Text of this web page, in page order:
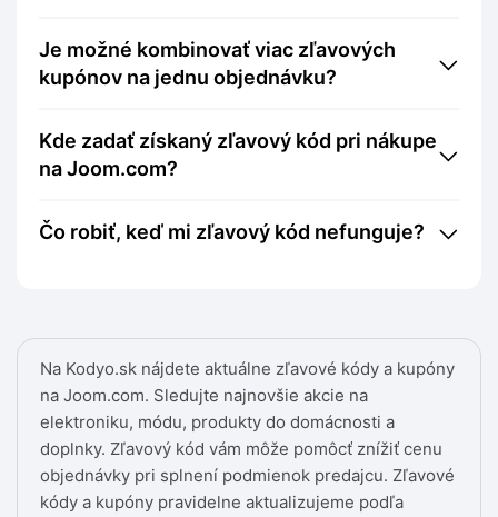
Na Kodyo.sk nájdete aktuálne zľavové kódy a kupóny
na Joom.com. Sledujte najnovšie akcie na
elektroniku, módu, produkty do domácnosti a
doplnky. Zľavový kód vám môže pomôcť znížiť cenu
objednávky pri splnení podmienok predajcu. Zľavové
kódy a kupóny pravidelne aktualizujeme podľa
Je možné kombinovať viac zľavových
kupónov na jednu objednávku?
Kde zadať získaný zľavový kód pri nákupe
na Joom.com?
Čo robiť, keď mi zľavový kód nefunguje?